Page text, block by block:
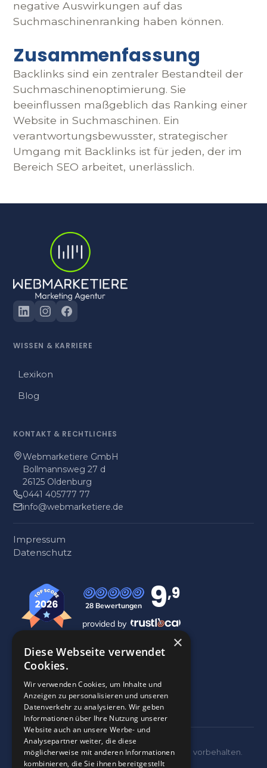
negative Auswirkungen auf das
Suchmaschinenranking haben können.
Zusammenfassung
Backlinks sind ein zentraler Bestandteil der
Suchmaschinenoptimierung. Sie
beeinflussen maßgeblich das Ranking einer
Website in Suchmaschinen. Ein
verantwortungsbewusster, strategischer
Umgang mit Backlinks ist für jeden, der im
Bereich SEO arbeitet, unerlässlich.
WISSEN & KARRIERE
Lexikon
Blog
KONTAKT & RECHTLICHES
Webmarketiere GmbH
Bollmannsweg 27 d
26125 Oldenburg
0441 405777 77
info@webmarketiere.de
Impressum
Datenschutz
28 Bewertungen 9,9
provided by
28 Bewertungen
© 2026 Webmarketiere GmbH. Alle Rechte vorbehalten.
Gerne auch per Du.
×
Diese Webseite verwendet
Cookies.
Wir verwenden Cookies, um Inhalte und
Anzeigen zu personalisieren und unseren
Datenverkehr zu analysieren. Wir geben
Informationen über Ihre Nutzung unserer
Website auch an unsere Werbe- und
Analysepartner weiter, die diese
möglicherweise mit anderen Informationen
kombinieren, die Sie ihnen bereitgestellt